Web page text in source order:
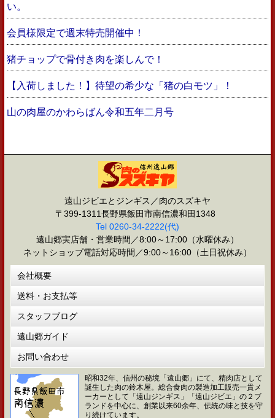
い。
会員様限定で週末特売開催中！
猪チョップで骨付き肉を楽しんで！
【入荷しました！】待望の希少な「猪の白モツ」！
山の肉屋のかわらばん令和五年二月号
遠山ジビエとジンギス／肉のスズキヤ
〒399-1311長野県飯田市南信濃和田1348
Tel 0260-34-2222(代)
遠山郷実店舗・営業時間／8:00～17:00（水曜休み）
ネットショップ電話対応時間／9:00～16:00（土日祝休み）
会社概要
送料・お支払等
スタッフブログ
遠山郷ガイド
お問い合わせ
昭和32年、信州の秘境「遠山郷」にて、精肉店として
誕生した肉の鈴木屋。総合食肉の製造加工販売一貫メ
ーカーとして「遠山ジンギス」「遠山ジビエ」の２ブ
ランドを中心に、創業以来60余年、伝統の味と技を守
り続けています。